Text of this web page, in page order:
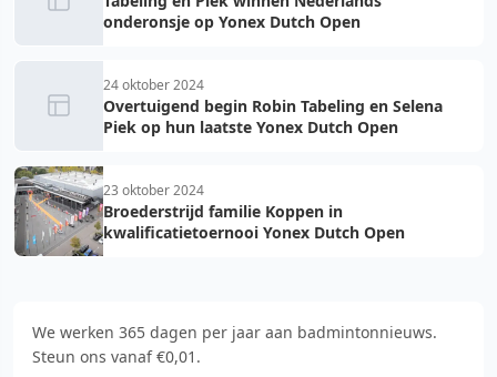
onderonsje op Yonex Dutch Open
24 oktober 2024
Overtuigend begin Robin Tabeling en Selena
Piek op hun laatste Yonex Dutch Open
23 oktober 2024
Broederstrijd familie Koppen in
kwalificatietoernooi Yonex Dutch Open
We werken 365 dagen per jaar aan badmintonnieuws.
Steun ons vanaf €0,01.